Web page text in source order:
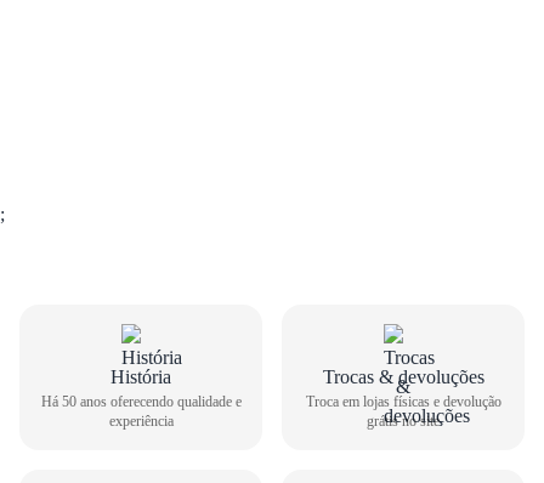
;
História
Há 50 anos oferecendo qualidade e
experiência
Trocas & devoluções
Troca em lojas físicas e devolução
grátis no site